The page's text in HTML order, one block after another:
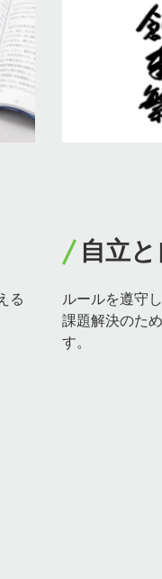
る
自立
ルールを遵守
課題解決のた
す。